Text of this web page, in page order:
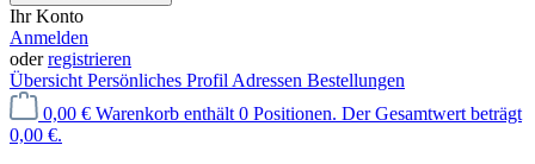
Ihr Konto
Anmelden
oderregistrieren
Übersicht Persönliches Profil Adressen Bestellungen
0,00 € Warenkorb enthält 0 Positionen. Der Gesamtwert beträgt
0,00 €.